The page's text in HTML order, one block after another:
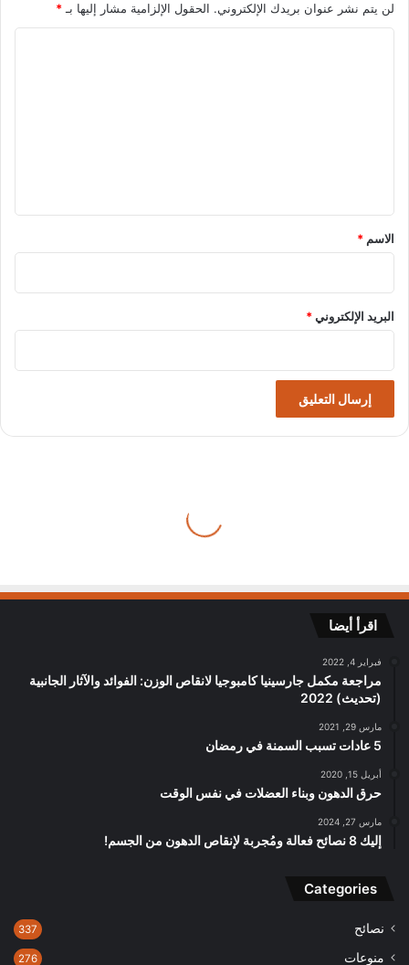
لن يتم نشر عنوان بريدك الإلكتروني. الحقول الإلزامية مشار إليها بـ*
*
الاسم *
البريد الإلكتروني*
اقرأ أيضا
فبراير 4, 2022
مراجعة مكمل جارسينيا كامبوجيا لانقاص الوزن: الفوائد والآثار الجانبية
(تحديث) 2022
مارس 29, 2021
5 عادات تسبب السمنة في رمضان
أبريل 15, 2020
حرق الدهون وبناء العضلات في نفس الوقت
مارس 27, 2024
إليك 8 نصائح فعالة ومُجربة لإنقاص الدهون من الجسم!
Categories
نصائح 337
منوعات 276